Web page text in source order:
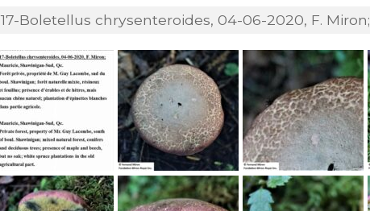
17-Boletellus chrysenteroides, 04-06-2020, F. Miron;